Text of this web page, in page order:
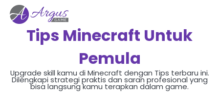
Skip
contentTips Minecraft Untuk
Pemula
Upgrade skill kamu di Minecraft dengan Tips terbaru ini.
Dilengkapi strategi praktis dan saran profesional yang
bisa langsung kamu terapkan dalam game.